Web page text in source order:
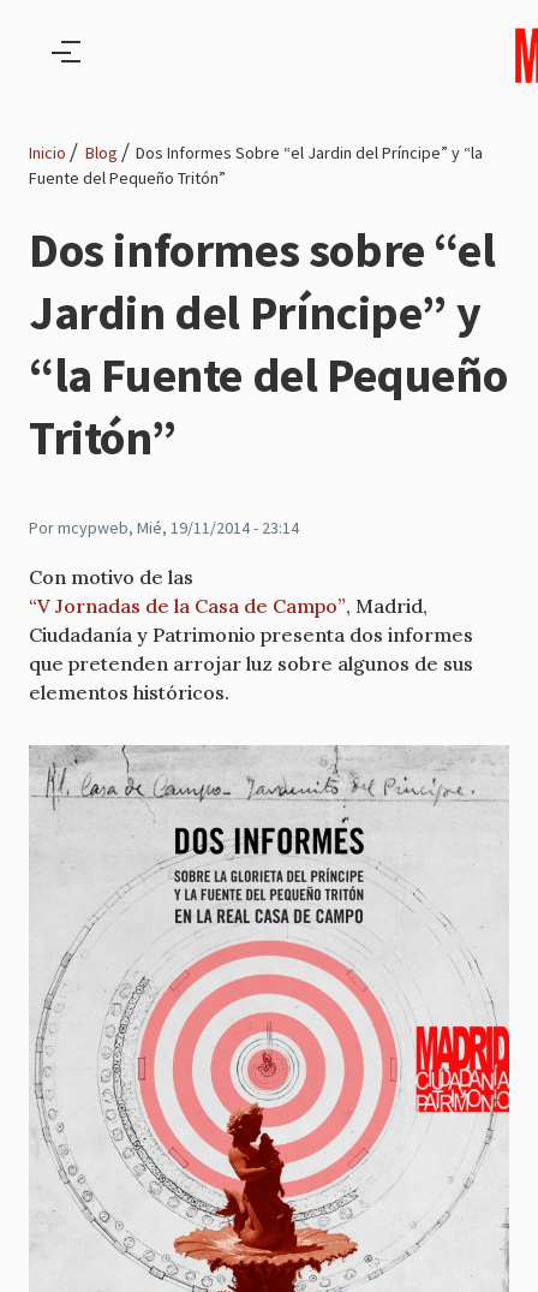
de
navegación
Inicio Blog
Dos Informes Sobre “el Jardin del Príncipe” y “la
Fuente del Pequeño Tritón”
Dos informes sobre “el
Jardin del Príncipe” y
“la Fuente del Pequeño
Tritón”
Pormcypweb, Mié, 19/11/2014 - 23:14
Con motivo de las
“V Jornadas de la Casa de Campo”, Madrid,
Ciudadanía y Patrimonio presenta dos informes
que pretenden arrojar luz sobre algunos de sus
elementos históricos.